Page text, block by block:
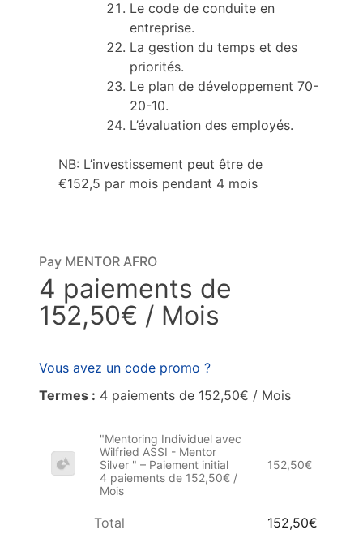
Le code de conduite en
entreprise.
La gestion du temps et des
priorités.
Le plan de développement 70-
20-10.
L’évaluation des employés.
NB: L’investissement peut être de
€152,5 par mois pendant 4 mois
Pay MENTOR AFRO
4 paiements de
152,50€ / Mois
Vous avez un code promo ?
Termes : 4 paiements de 152,50€ / Mois
"Mentoring Individuel avec
Wilfried ASSI - Mentor
Silver " – Paiement initial
4 paiements de 152,50€ /
Mois
152,50€
Total 152,50€